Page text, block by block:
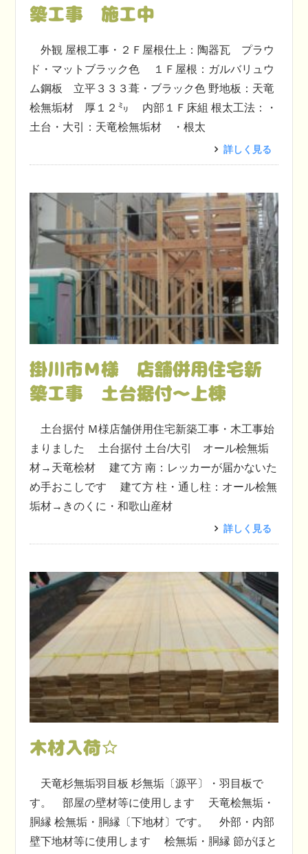
築工事 施工中
外観 屋根工事・２Ｆ屋根仕上：陶器瓦 プラウ
ド・マットブラック色 １Ｆ屋根：ガルバリュウ
ム鋼板 立平３３３葺・ブラック色 野地板：天竜
桧無垢材 厚１２㍉ 内部１Ｆ床組 根太工法：・
土台・大引：天竜桧無垢材 ・根太
詳しく見る
掛川市Ｍ様 店舗併用住宅新
築工事 土台据付～上棟
土台据付 Ｍ様店舗併用住宅新築工事・木工事始
まりました 土台据付 土台/大引 オール桧無垢
材→天竜桧材 建て方 南：レッカーが届かないた
め手おこしです 建て方 柱・通し柱：オール桧無
垢材→きのくに・和歌山産材
詳しく見る
木材入荷☆
天竜杉無垢羽目板 杉無垢〔源平〕・羽目板で
す。 部屋の壁材等に使用します 天竜桧無垢・
胴縁 桧無垢・胴縁〔下地材〕です。 外部・内部
壁下地材等に使用します 桧無垢・胴縁 節がほと